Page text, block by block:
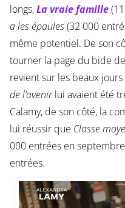
longs,La vraie famille
a les épaules(32 000
même potentiel. De son
tourner la page du bide de
revient sur les beaux
de l’avenirlui avaient été
Calamy, de son côté, la
lui réussir que Classe
000 entrées en
entrées.